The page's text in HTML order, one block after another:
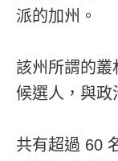
派的加州。
該州所謂的叢
候選人，與政
共有超過 60